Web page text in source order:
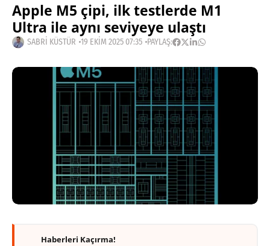
Apple M5 çipi, ilk testlerde M1
Ultra ile aynı seviyeye ulaştı
SABRI KÜSTÜR 19 EKIM 2025 07:35 PAYLAŞ:
Haberleri Kaçırma!